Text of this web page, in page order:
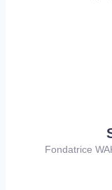
Fondatrice